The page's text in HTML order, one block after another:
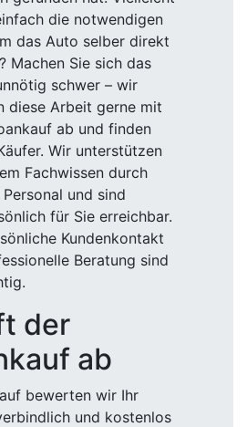
die notwendigen
das Auto selber direkt
Machen Sie sich das
schwer – wir
diese Arbeit gerne mit
ab und finden
Wir unterstützen
Fachwissen durch
und sind
für Sie erreichbar.
Kundenkontakt
Beratung sind
der
ab
bewerten wir Ihr
und kostenlos